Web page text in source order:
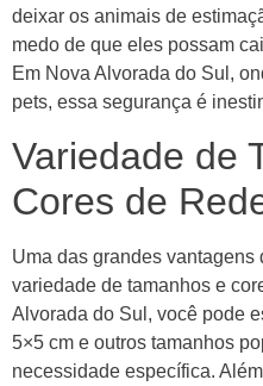
deixar os animais de
medo de que eles possam
Em Nova Alvorada do Sul,
pets, essa segurança é
Variedade de
Cores de
Uma das grandes vantagens
variedade de tamanhos e
Alvorada do Sul, você pode
5×5 cm e outros tamanhos
necessidade específica.